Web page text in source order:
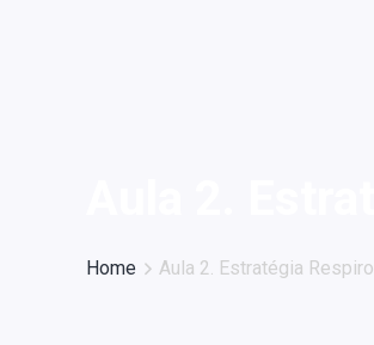
Home Aula 2. Estratégia Respiro